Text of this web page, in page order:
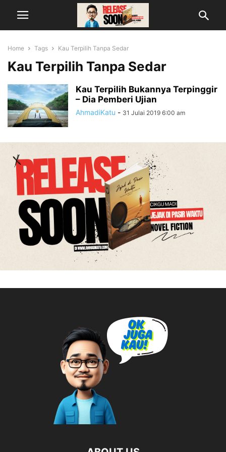
Home Tags Kau Terpilih Tanpa Sedar
Kau Terpilih Tanpa Sedar
Kau Terpilih Bukannya Terpinggir
– Dia Pemberi Ujian
AhmadiKatu - 31 Julai 2019 6:00 am